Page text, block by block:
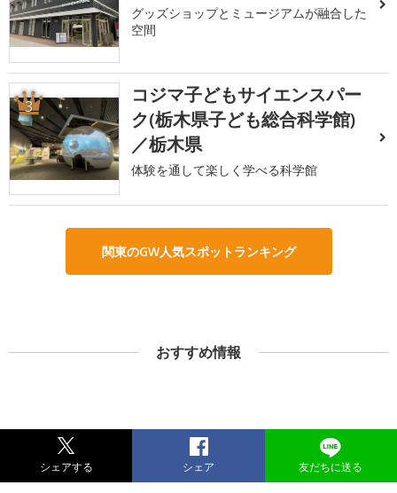
グッズショップとミュージアムが融合した
空間
3
コジマ子どもサイエンスパー
ク(栃木県子ども総合科学館)
／栃木県
体験を通して楽しく学べる科学館
関東のGW人気スポットランキング
おすすめ情報
シェアする シェア 友だちに送る